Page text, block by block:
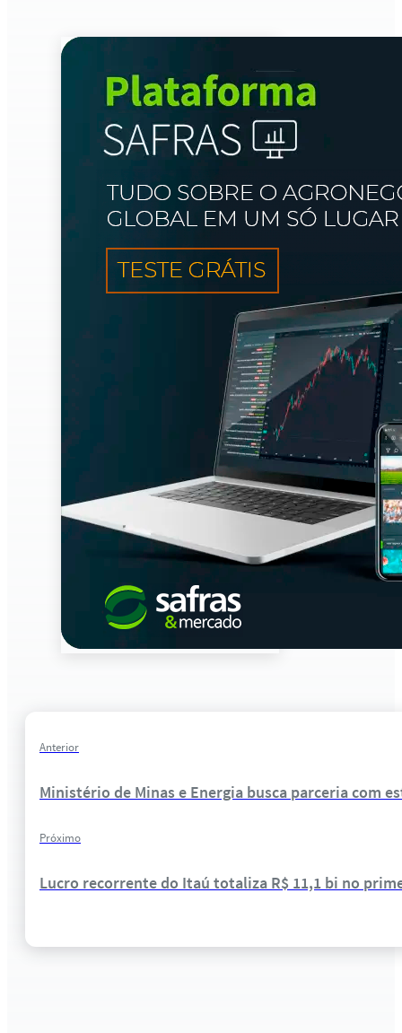
Anterior
Ministério de Minas e Energia busca parceria com
Próximo
Lucro recorrente do Itaú totaliza R$ 11,1 bi no